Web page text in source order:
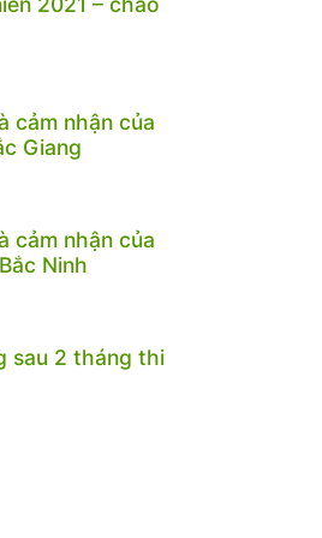
cảm nhận của
Giang
cảm nhận của
Ninh
sau 2 tháng thi